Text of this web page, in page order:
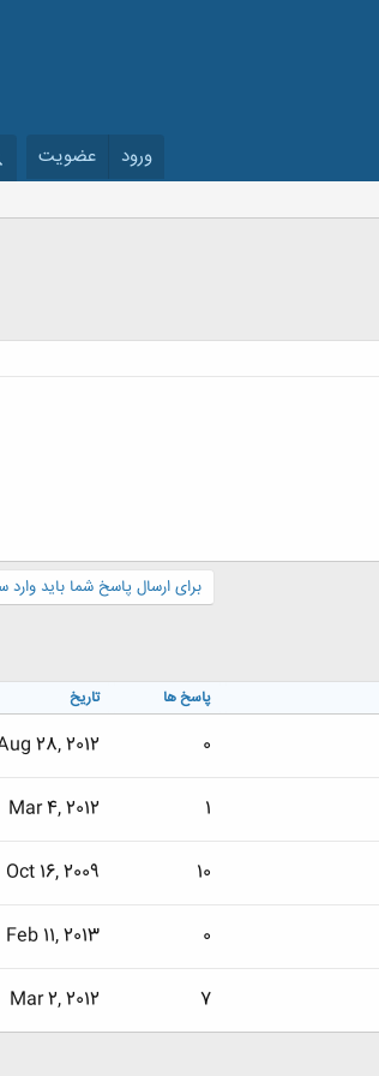
ورود عضویت
برای ارسال پاسخ شما باید
پاسخ ها تاریخ
0
28, 2012
1
Mar 4, 2012
10
Oct 16, 2009
0
Feb 11, 2013
7
Mar 2, 2012